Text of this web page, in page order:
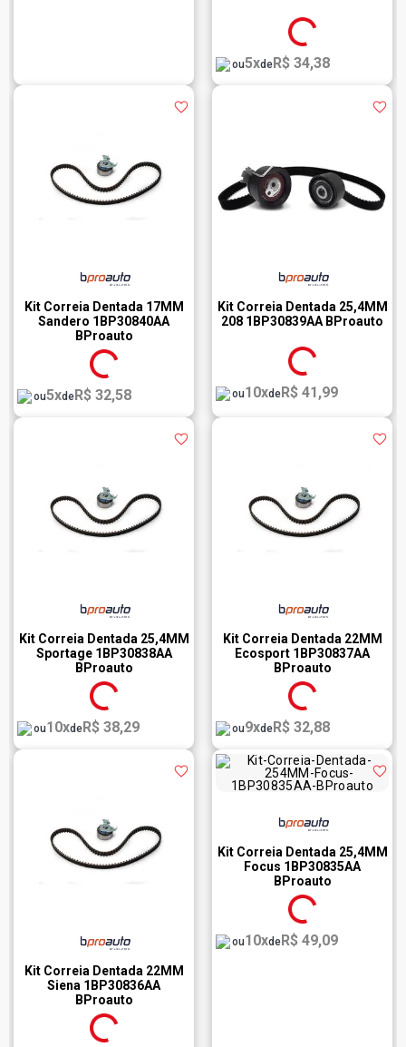
ou5xdeR$ 34,38
Kit Correia Dentada 17MM
Sandero 1BP30840AA
BProauto
ou5xdeR$ 32,58
Kit Correia Dentada 25,4MM
208 1BP30839AA BProauto
ou10xdeR$ 41,99
Kit Correia Dentada 25,4MM
Sportage 1BP30838AA
BProauto
ou10xdeR$ 38,29
Kit Correia Dentada 22MM
Ecosport 1BP30837AA
BProauto
ou9xdeR$ 32,88
Kit Correia Dentada 22MM
Siena 1BP30836AA
BProauto
Kit Correia Dentada 25,4MM
Focus 1BP30835AA
BProauto
ou10xdeR$ 49,09